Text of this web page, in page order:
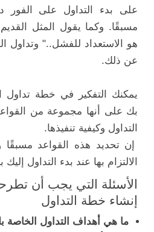
على بدء التداول على
مسبقًا. وكما يقول المثل
هو الاستعداد للفشل.." وتداول
عن ذلك.
يمكنك التفكير في خطة تداول
بك على أنها مجموعة من
التداول وكيفية تنفيذها.
إن تحديد هذه القواعد
الالتزام بها عند بدء التداول
الأسئلة التي يجب أن
إنشاء خطة التداول
ما هي أهداف التداول الخاصة